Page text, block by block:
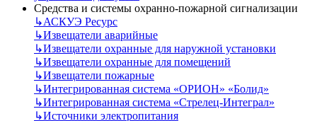
Средства и системы охранно-пожарной сигнализации
↳АСКУЭ Ресурс
↳Извещатели аварийные
↳Извещатели охранные для наружной установки
↳Извещатели охранные для помещений
↳Извещатели пожарные
↳Интегрированная система «ОРИОН» «Болид»
↳Интегрированная система «Стрелец-Интеграл»
↳Источники электропитания